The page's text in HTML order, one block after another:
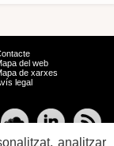
del web
de xarxes
legal
analitzar